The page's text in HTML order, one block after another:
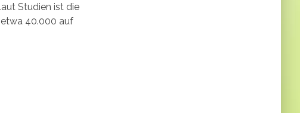
Studien ist die
40.000 auf